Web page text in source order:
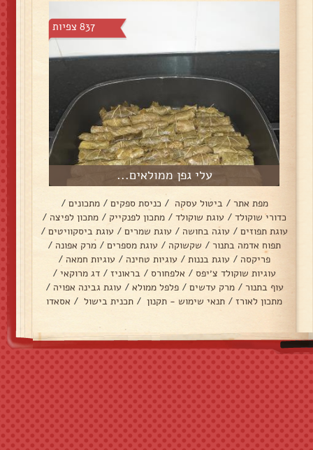
837 צפיות
עלי גפן ממולאים...
מפת אתר / ביטול עסקה / כניסת ספקים / מתכונים /
כדורי שוקולד / עוגת שוקולד / מתכון לפנקייק / מתכון לפיצה /
עוגת תפוזים / עוגה בחושה / עוגת שמרים / עוגת ביסקוויטים /
תפוח אדמה בתנור / שקשוקה / עוגת מספרים / מרק אפונה /
פריקסה / עוגת בננות / עוגיות טחינה / עוגיות חמאה /
עוגיות שוקולד צ׳יפס / אלפחורס / בראוניז / דג מרוקאי /
עוף בתנור / מרק עדשים / פלפל ממולא / עוגת גבינה אפויה /
מתכון לאורז / תנאי שימוש - תקנון / תכנית בישול / אסאדו